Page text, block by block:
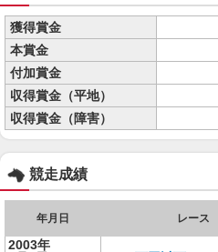
獲得賞金
本賞金
付加賞金
収得賞金（平地）
収得賞金（障害）
競走成績
年月日 レース
2003年